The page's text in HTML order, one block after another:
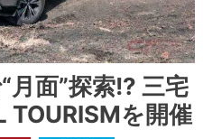
面”探索!? 三宅
TOURISMを開催